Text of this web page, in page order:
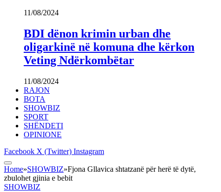
11/08/2024
BDI dënon krimin urban dhe
oligarkinë në komuna dhe kërkon
Veting Ndërkombëtar
11/08/2024
RAJON
BOTA
SHOWBIZ
SPORT
SHËNDETI
OPINIONE
Facebook X (Twitter) Instagram
Home»SHOWBIZ»Fjona Gllavica shtatzanë për herë të dytë,
zbulohet gjinia e bebit
SHOWBIZ